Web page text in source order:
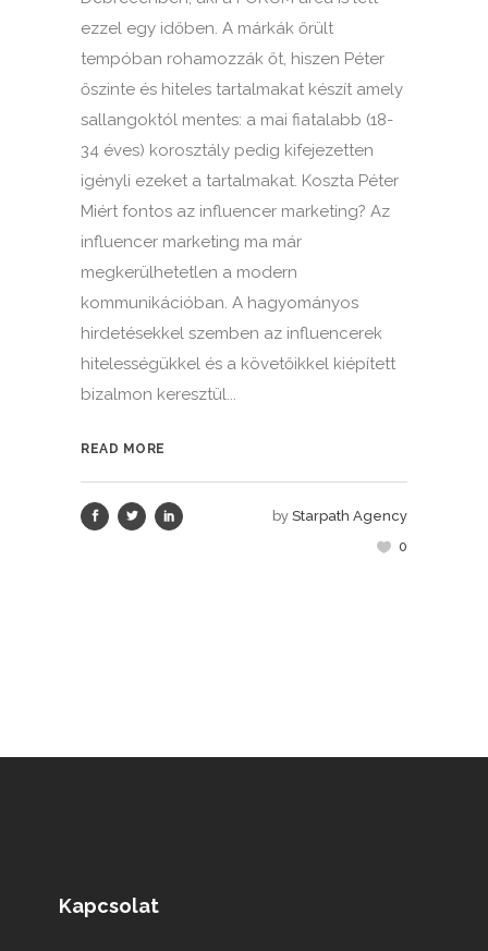
ezzel egy időben. A márkák őrült
tempóban rohamozzák őt, hiszen Péter
őszinte és hiteles tartalmakat készít amely
sallangoktól mentes: a mai fiatalabb (18-
34 éves) korosztály pedig kifejezetten
igényli ezeket a tartalmakat. Koszta Péter
Miért fontos az influencer marketing? Az
influencer marketing ma már
megkerülhetetlen a modern
kommunikációban. A hagyományos
hirdetésekkel szemben az influencerek
hitelességükkel és a követőikkel kiépített
bizalmon keresztül...
READ MORE
by Starpath Agency
0
Kapcsolat